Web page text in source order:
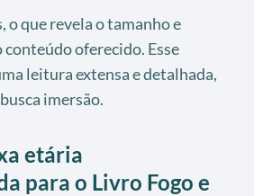
o que revela o tamanho e
oferecido. Esse
leitura extensa e detalhada,
imersão.
etária
para o Livro Fogo e